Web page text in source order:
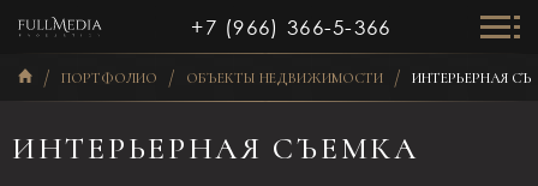
+7 (966) 366-5-366
ПОРТФОЛИО ОБЪЕКТЫ НЕДВИЖИМОСТИ ИНТЕРЬЕРНАЯ
ИНТЕРЬЕРНАЯ СЪЕМКА